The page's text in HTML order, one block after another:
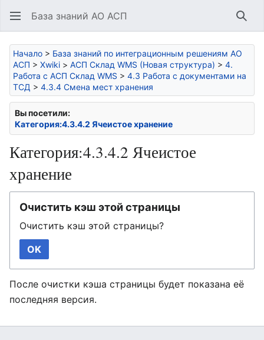
База знаний АО АСП
Начало > База знаний по интеграционным решениям АО
АСП > Xwiki > АСП Склад WMS (Новая структура) > 4.
Работа с АСП Склад WMS > 4.3 Работа с документами на
ТСД > 4.3.4 Смена мест хранения
Вы посетили:
Категория:4.3.4.2 Ячеистое хранение
Категория:4.3.4.2 Ячеистое
хранение
Очистить кэш этой страницы
Очистить кэш этой страницы?
OK
После очистки кэша страницы будет показана её
последняя версия.